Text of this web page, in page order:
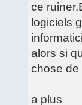
ce
logiciels
alors si
chose de
a plus